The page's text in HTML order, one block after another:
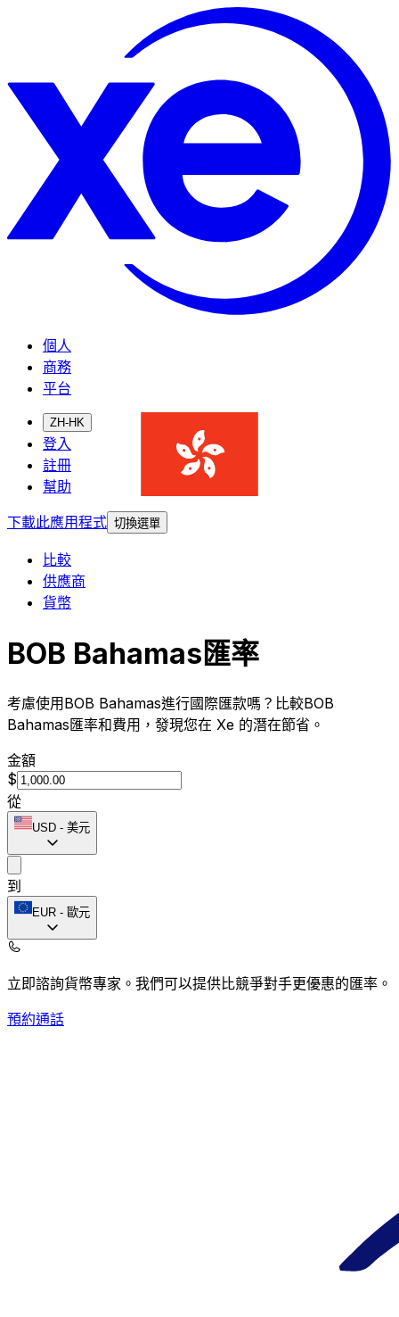
個人
商務
平台
ZH-HK
登入
註冊
幫助
下載此應用程式 切換選單
比較
供應商
貨幣
BOB Bahamas匯率
考慮使用BOB Bahamas進行國際匯款嗎？比較BOB
Bahamas匯率和費用，發現您在 Xe 的潛在節省。
金額
$
從
USD - 美元
到
EUR - 歐元
立即諮詢貨幣專家。 我們可以提供比競爭對手更優惠的匯率。
預約通話